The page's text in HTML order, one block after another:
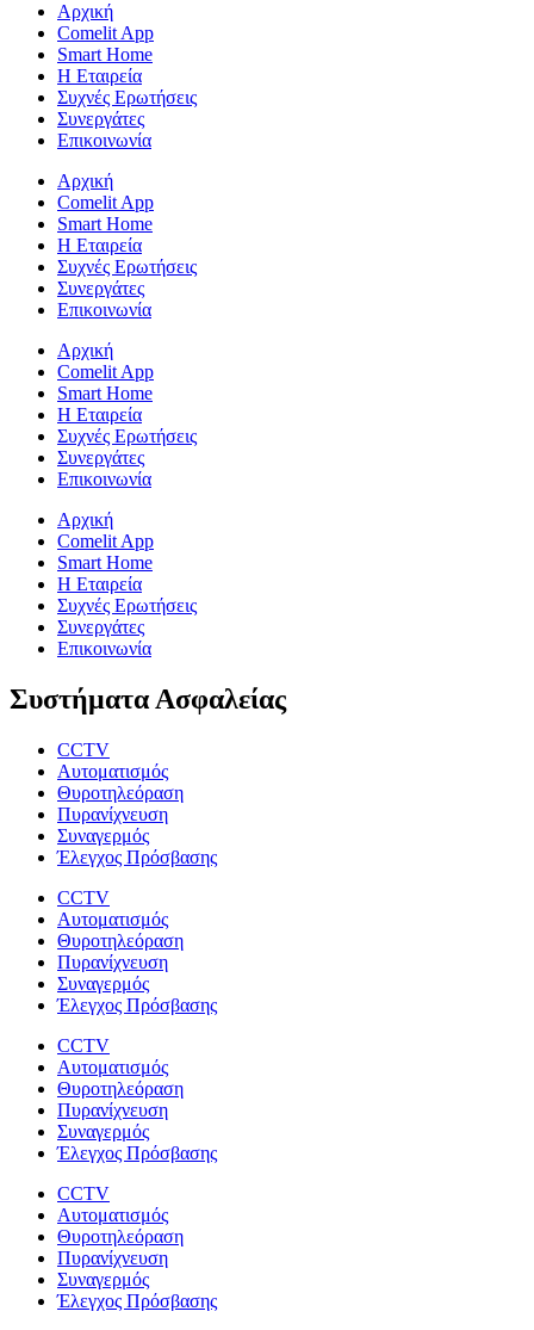
Αρχική
Comelit App
Smart Home
Η Εταιρεία
Συχνές Ερωτήσεις
Συνεργάτες
Επικοινωνία
Αρχική
Comelit App
Smart Home
Η Εταιρεία
Συχνές Ερωτήσεις
Συνεργάτες
Επικοινωνία
Αρχική
Comelit App
Smart Home
Η Εταιρεία
Συχνές Ερωτήσεις
Συνεργάτες
Επικοινωνία
Αρχική
Comelit App
Smart Home
Η Εταιρεία
Συχνές Ερωτήσεις
Συνεργάτες
Επικοινωνία
Συστήματα Ασφαλείας
CCTV
Αυτοματισμός
Θυροτηλεόραση
Πυρανίχνευση
Συναγερμός
Έλεγχος Πρόσβασης
CCTV
Αυτοματισμός
Θυροτηλεόραση
Πυρανίχνευση
Συναγερμός
Έλεγχος Πρόσβασης
CCTV
Αυτοματισμός
Θυροτηλεόραση
Πυρανίχνευση
Συναγερμός
Έλεγχος Πρόσβασης
CCTV
Αυτοματισμός
Θυροτηλεόραση
Πυρανίχνευση
Συναγερμός
Έλεγχος Πρόσβασης